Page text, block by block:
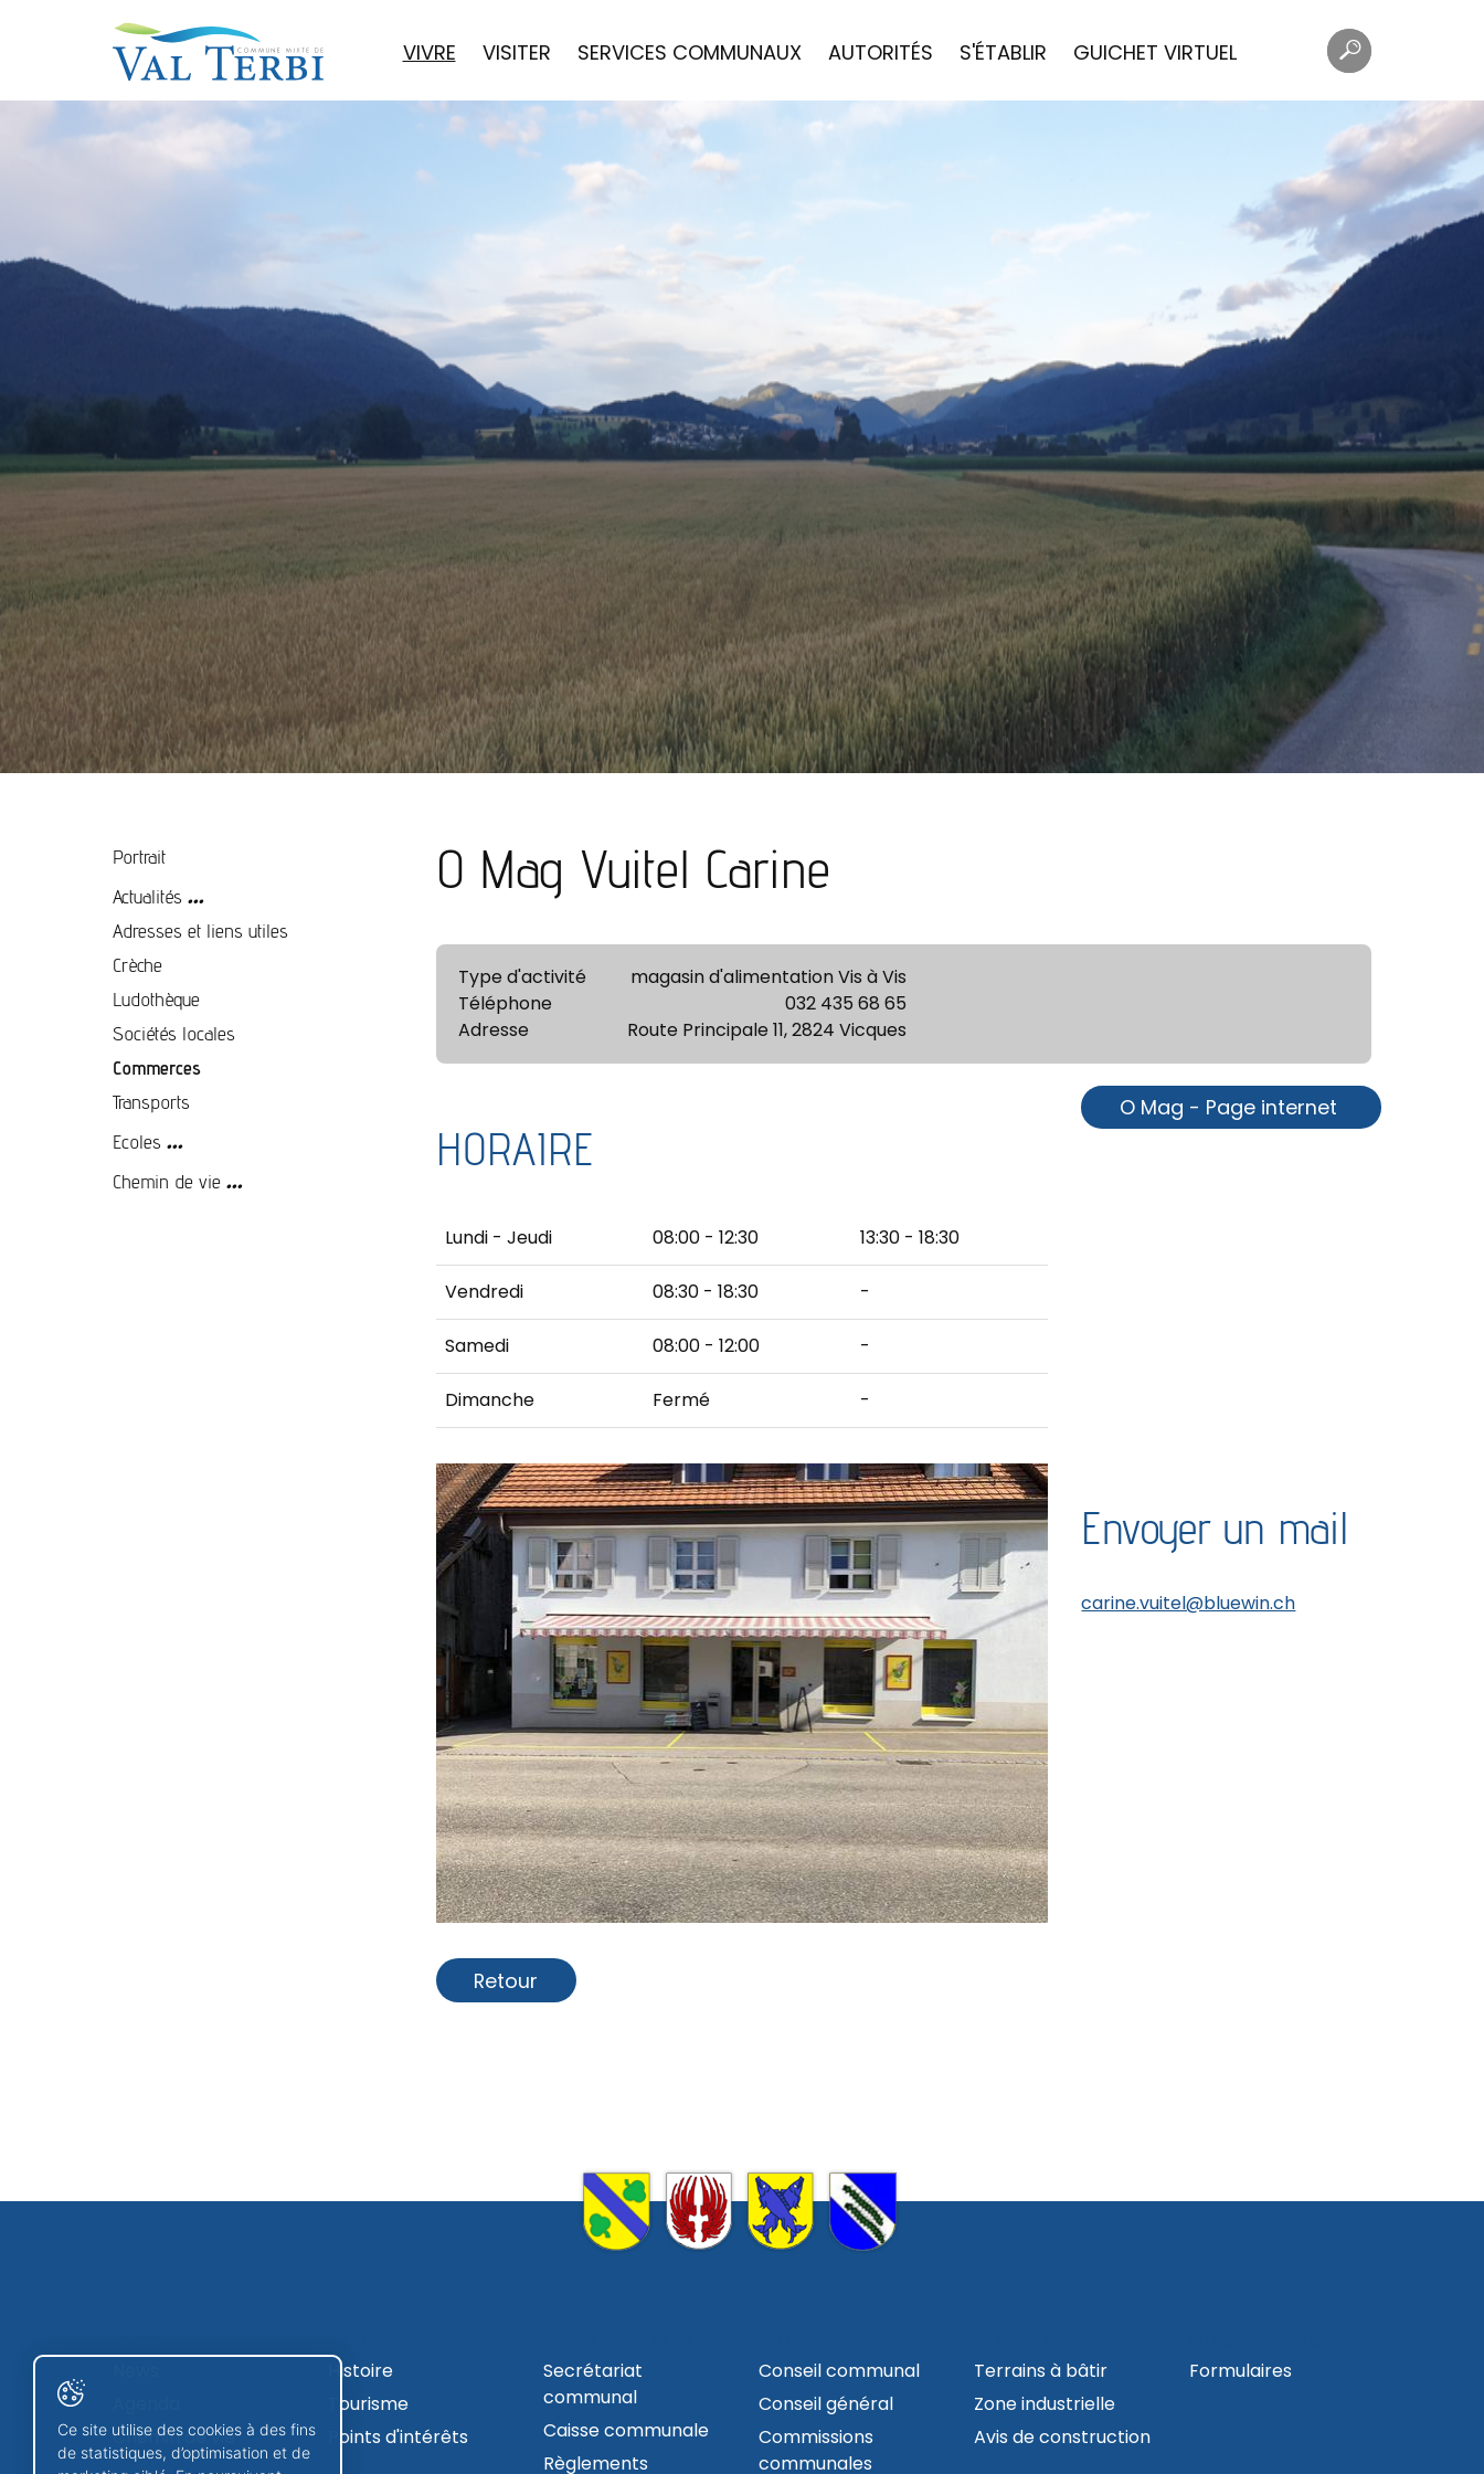
VIVRE VISITER SERVICES COMMUNAUX AUTORITÉS S'ÉTABLIR GUICHET VIRTUEL
Mots
clés
Rechercher
Portrait
Actualités ...
Adresses et liens utiles
Crèche
Ludothèque
Sociétés locales
Commerces
Transports
Ecoles ...
Chemin de vie ...
O Mag Vuitel Carine
Type d'activité
magasin d'alimentation Vis à Vis
Téléphone
032 435 68 65
Adresse
Route Principale 11, 2824 Vicques
HORAIRE
Lundi - Jeudi 08:00 - 12:30 13:30 - 18:30
Vendredi 08:30 - 18:30 -
Samedi 08:00 - 12:00 -
Dimanche Fermé -
O Mag - Page internet
Envoyer un mail
carine.vuitel@bluewin.ch
Retour
Chemin de vie
Histoire
Tourisme
Points d'intérêts
Secrétariat
communal
Caisse communale
Règlements
Conseil communal
Conseil général
Commissions
communales
Terrains à bâtir
Zone industrielle
Avis de construction
Formulaires
Ce site utilise des cookies à des fins
de statistiques, d’optimisation et de